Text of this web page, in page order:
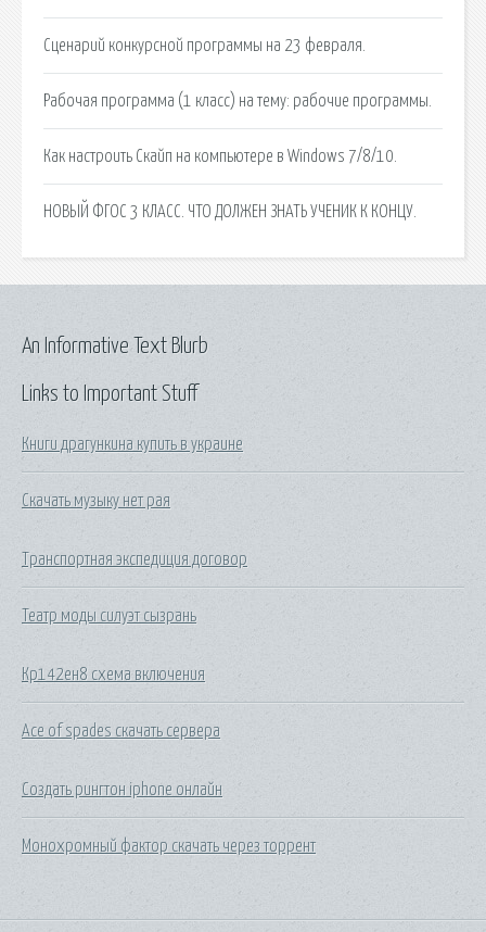
Сценарий конкурсной программы на 23 февраля.
Рабочая программа (1 класс) на тему: рабочие программы.
Как настроить Скайп на компьютере в Windows 7/8/10.
НОВЫЙ ФГОС 3 КЛАСС. ЧТО ДОЛЖЕН ЗНАТЬ УЧЕНИК К КОНЦУ.
Links to Important Stuff
Книги драгункина купить в украине
Скачать музыку нет рая
Транспортная экспедиция договор
Театр моды силуэт сызрань
Кр142ен8 схема включения
Ace of spades скачать сервера
Создать рингтон iphone онлайн
Монохромный фактор скачать через торрент
An Informative Text Blurb